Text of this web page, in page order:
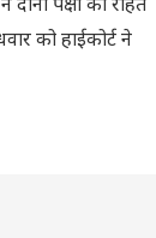
पक्षों को राहत
को हाईकोर्ट ने